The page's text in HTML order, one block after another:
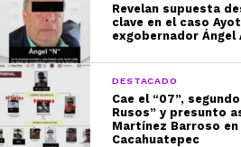
Revelan supuesta
clave en el caso
exgobernador Ángel
DESTACADO
Cae el “07”,
Rusos” y presunto
Martínez Barroso en
Cacahuatepec